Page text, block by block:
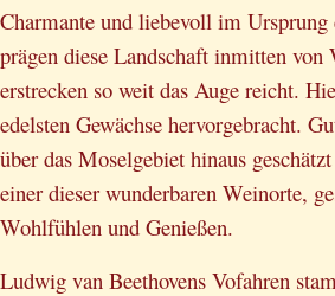
Charmante und liebevoll im Ursprung
prägen diese Landschaft inmitten von
erstrecken so weit das Auge reicht.
edelsten Gewächse hervorgebracht.
über das Moselgebiet hinaus
einer dieser wunderbaren Weinorte,
Wohlfühlen und Genießen.
Ludwig van Beethovens Vofahren